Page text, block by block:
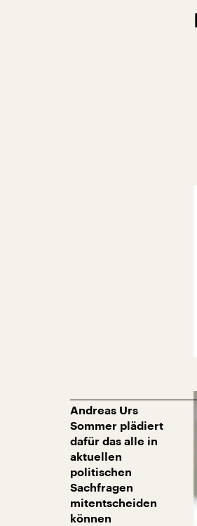
Andreas Urs
Sommer plädiert
dafür das alle in
aktuellen
politischen
Sachfragen
mitentscheiden
können